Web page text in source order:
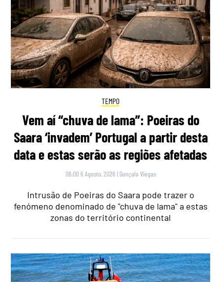
TEMPO
Vem aí “chuva de lama”: Poeiras do
Saara ‘invadem’ Portugal a partir desta
data e estas serão as regiões afetadas
06:00 6 Agosto, 2026 | Gonçalo Viegas
Intrusão de Poeiras do Saara pode trazer o
fenómeno denominado de "chuva de lama" a estas
zonas do território continental